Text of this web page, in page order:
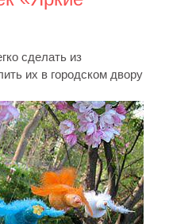
сделать из
их в городском двору